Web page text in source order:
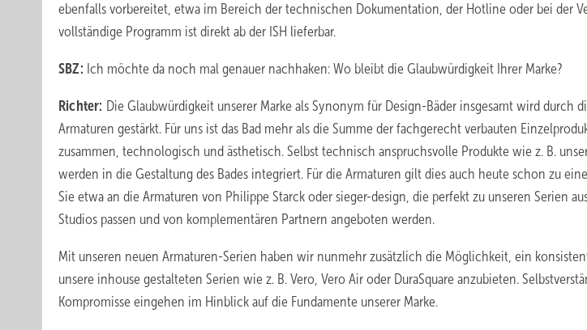
ebenfalls vorbereitet, etwa im Bereich der technischen Dokumentation, der Hotline oder bei der
vollständige Programm ist direkt ab der ISH lieferbar.
SBZ: Ich möchte da noch mal genauer nachhaken: Wo bleibt die Glaubwürdigkeit Ihrer Marke?
Richter: Die Glaubwürdigkeit unserer Marke als Synonym für Design-Bäder insgesamt wird durch
Armaturen gestärkt. Für uns ist das Bad mehr als die Summe der fachgerecht verbauten
zusammen, technologisch und ästhetisch. Selbst technisch anspruchsvolle Produkte wie z. B.
werden in die Gestaltung des Bades integriert. Für die Armaturen gilt dies auch heute schon zu
Sie etwa an die Armaturen von Philippe Starck oder sieger-design, die perfekt zu unseren Serien
Studios passen und von komplementären Partnern angeboten werden.
Mit unseren neuen Armaturen-Serien haben wir nunmehr zusätzlich die Möglichkeit, ein
unsere inhouse gestalteten Serien wie z. B. Vero, Vero Air oder DuraSquare anzubieten.
Kompromisse eingehen im Hinblick auf die Fundamente unserer Marke.